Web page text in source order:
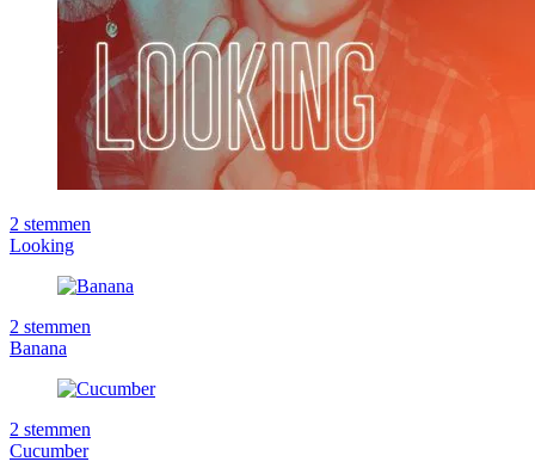
2 stemmen
Looking
2 stemmen
Banana
2 stemmen
Cucumber